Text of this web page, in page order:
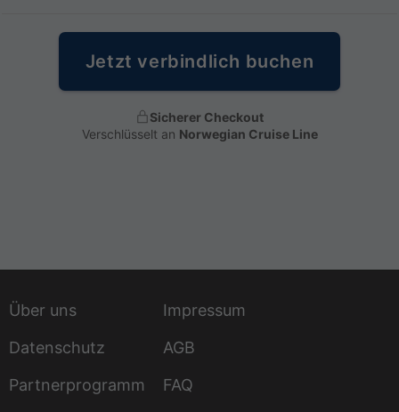
Jetzt verbindlich buchen
Sicherer Checkout
Verschlüsselt an Norwegian Cruise Line
Über uns
Impressum
Datenschutz
AGB
Partnerprogramm
FAQ